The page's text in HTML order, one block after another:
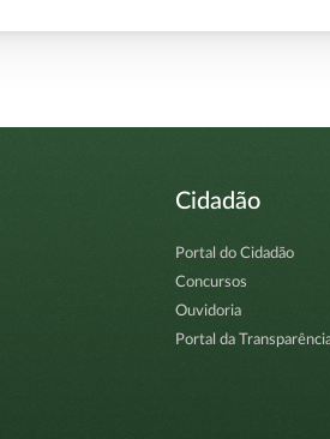
Cidadão
Portal do Cidadão
Concursos
Ouvidoria
Portal da